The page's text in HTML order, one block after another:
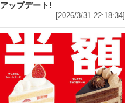
アップデート!
[2026/3/31 22:18:34]